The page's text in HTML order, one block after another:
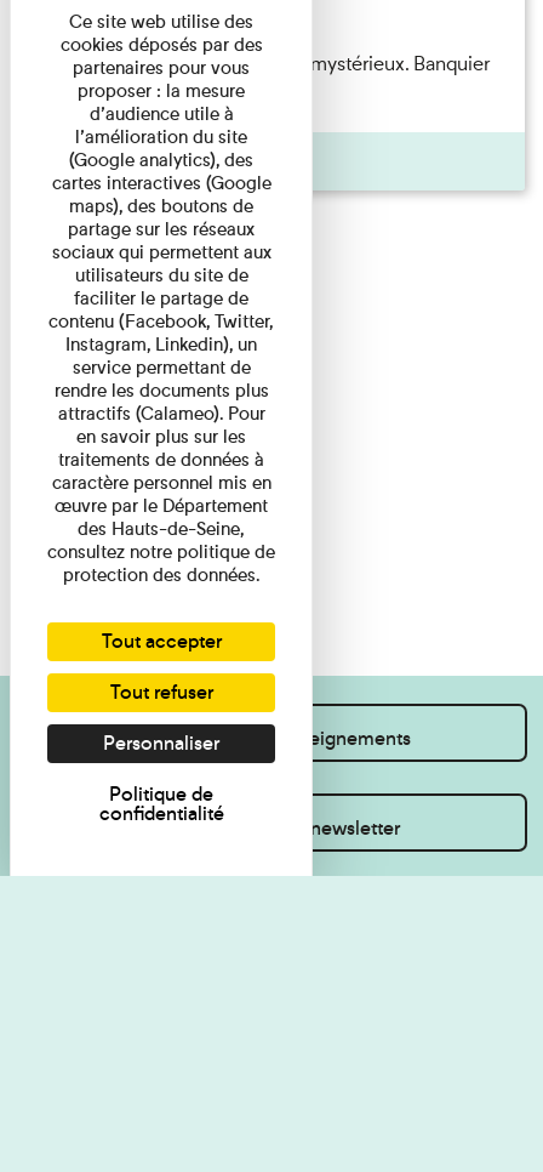
Du 15/08/2026 au 15/08/2026
Albert Kahn est un personnage mystérieux. Banquier
d'origine modeste, il a ...
Agenda
Je souhaite des renseignements
Inscrivez-vous à la newsletter
Ce site web utilise des
cookies déposés par des
partenaires pour vous
proposer : la mesure
d’audience utile à
l’amélioration du site
(Google analytics), des
cartes interactives (Google
maps), des boutons de
partage sur les réseaux
sociaux qui permettent aux
utilisateurs du site de
faciliter le partage de
contenu (Facebook, Twitter,
Instagram, Linkedin), un
service permettant de
rendre les documents plus
attractifs (Calameo). Pour
en savoir plus sur les
traitements de données à
caractère personnel mis en
œuvre par le Département
des Hauts-de-Seine,
consultez notre politique de
protection des données.
Tout accepter
Tout refuser
Personnaliser
Politique de
confidentialité